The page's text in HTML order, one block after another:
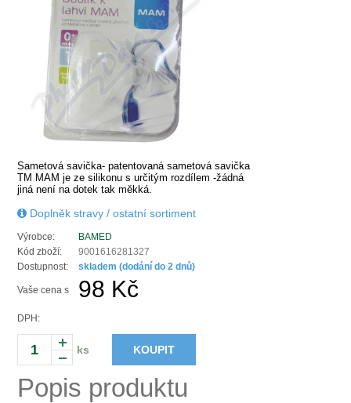
Sametová savička- patentovaná sametová savička
TM MAM je ze silikonu s určitým rozdílem -žádná
jiná není na dotek tak měkká.
Doplněk stravy / ostatní sortiment
Výrobce:
BAMED
Kód zboží:
9001616281327
Dostupnost:
skladem (dodání do 2 dnů)
Vaše cena s
DPH:
98 Kč
ks KOUPIT
Popis produktu